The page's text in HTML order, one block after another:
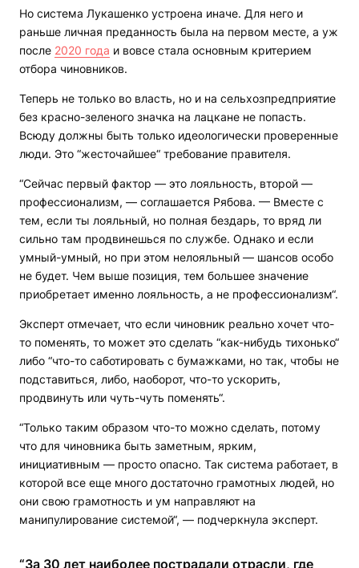
Но система Лукашенко устроена иначе. Для него и
раньше личная преданность была на первом месте, а уж
после 2020 года и вовсе стала основным критерием
отбора чиновников.
Теперь не только во власть, но и на сельхозпредприятие
без красно-зеленого значка на лацкане не попасть.
Всюду должны быть только идеологически проверенные
люди. Это “жесточайшее“ требование правителя.
“Сейчас первый фактор — это лояльность, второй —
профессионализм, — соглашается Рябова. — Вместе с
тем, если ты лояльный, но полная бездарь, то вряд ли
сильно там продвинешься по службе. Однако и если
умный-умный, но при этом нелояльный — шансов особо
не будет. Чем выше позиция, тем большее значение
приобретает именно лояльность, а не профессионализм“.
Эксперт отмечает, что если чиновник реально хочет что-
то поменять, то может это сделать “как-нибудь тихонько“
либо “что-то саботировать с бумажками, но так, чтобы не
подставиться, либо, наоборот, что-то ускорить,
продвинуть или чуть-чуть поменять“.
“Только таким образом что-то можно сделать, потому
что для чиновника быть заметным, ярким,
инициативным — просто опасно. Так система работает, в
которой все еще много достаточно грамотных людей, но
они свою грамотность и ум направляют на
манипулирование системой“, — подчеркнула эксперт.
“За 30 лет наиболее пострадали отрасли, где